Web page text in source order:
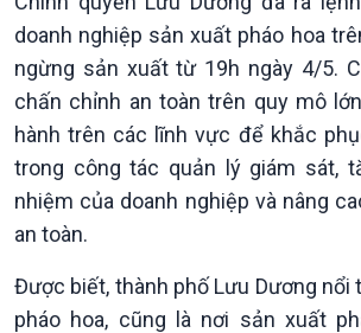
Xã hội
Tin Đời sống & Xã hội
360 độ Sức khỏe
Chuyển đổi Xanh
Tài nguyên và Môi trường
Chuyên gia của bạn
Xã hội chuyển động
Bước chân đến trường
Khoa
Tin
Kết nối
Sống
khí hậu
doanh nghiệp sản xuất pháo hoa
ngừng sản xuất từ 19h ngày 4/5.
chấn chỉnh an toàn trên quy mô
hành trên các lĩnh vực để khắc
trong công tác quản lý giám sát,
nhiệm của doanh nghiệp và nâng
an toàn.
Được biết, thành phố Lưu Dương nổi
pháo hoa, cũng là nơi sản xuất